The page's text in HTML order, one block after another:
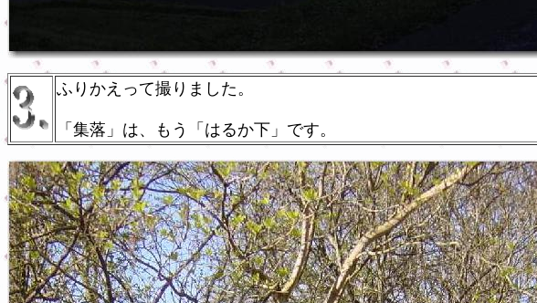
ふりかえって撮りました。
「集落」は、もう「はるか下」です。